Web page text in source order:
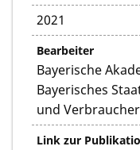
2021
Bearbeiter
Bayerische
Bayerisches
und
Link zur